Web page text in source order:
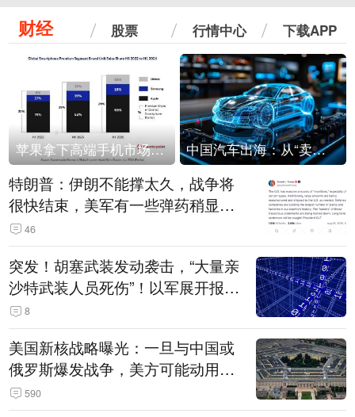
财经 股票 行情中心 下载APP
苹果拿下高端手机市场65%的份额：iPhone 17系列功不可没 中国汽车出海：从“卖出去”到“走进去”
特朗普：伊朗不能撑太久，战争将
很快结束，美军有一些弹药稍显紧
张！伊朗公布拟议的海峡管理文本
46
突发！胡塞武装发动袭击，“大量亲
沙特武装人员死伤”！以军展开报复
性空袭
8
美国新核战略曝光：一旦与中国或
俄罗斯爆发战争，美方可能动用战
术核武器
590